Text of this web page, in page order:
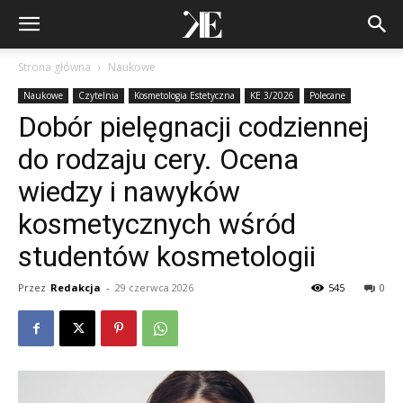
Strona główna Naukowe
Naukowe Czytelnia Kosmetologia Estetyczna KE 3/2026 Polecane
Dobór pielęgnacji codziennej
do rodzaju cery. Ocena
wiedzy i nawyków
kosmetycznych wśród
studentów kosmetologii
Przez Redakcja - 29 czerwca 2026 0
545